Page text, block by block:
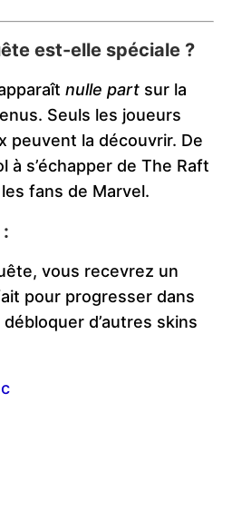
est-elle spéciale ?
nulle part sur la
Seuls les joueurs
peuvent la découvrir. De
à s’échapper de The Raft
fans de Marvel.
vous recevrez un
pour progresser dans
d’autres skins